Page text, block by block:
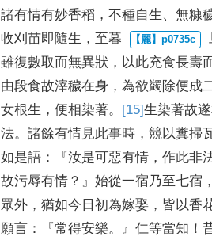
諸有情有妙香稻 ，不種自生 、無糠
收刈苗即隨生 ， 至暮
雖復數取而無異狀 ， 以此充食長壽
由段食故滓穢在身 ，為欲蠲除便成
女根生 ，便相染著。 [15]生染著故
法。諸餘有情見此事時 ，競以糞掃
如是語 ：『汝是可惡有情 ，作此非
故污辱有情 ？』始從一宿乃至七宿
眾外 ，猶如今日初為嫁娶 ， 皆以香
願言 ：『常得安樂。』仁等當知 ！